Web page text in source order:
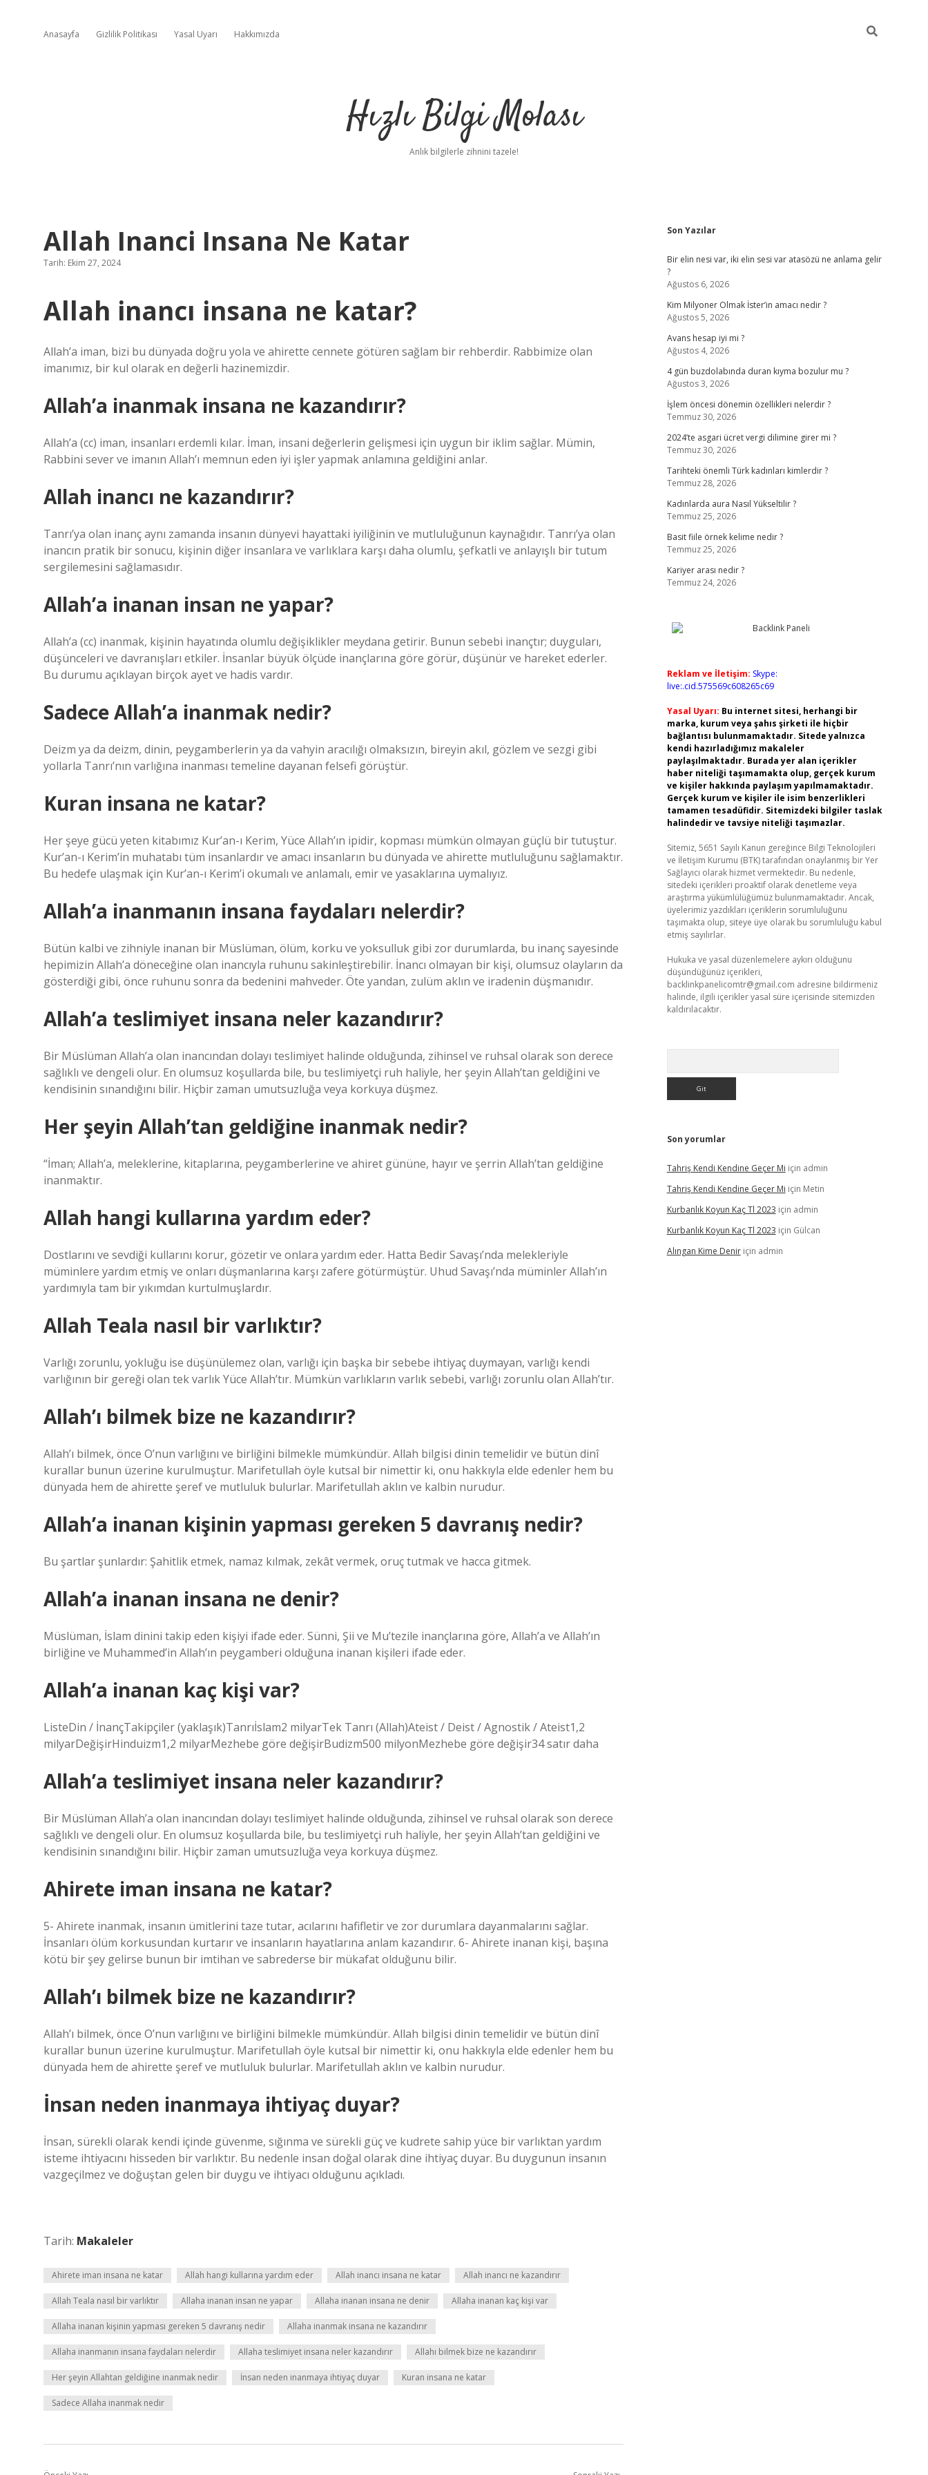
Anasayfa Gizlilik Politikası Yasal Uyarı Hakkımızda
Hızlı Bilgi Molası
Anlık bilgilerle zihnini tazele!
Allah Inanci Insana Ne Katar
Tarih: Ekim 27, 2024
Allah inancı insana ne katar?
Allah’a iman, bizi bu dünyada doğru yola ve ahirette cennete götüren sağlam bir rehberdir. Rabbimize olan
imanımız, bir kul olarak en değerli hazinemizdir.
Allah’a inanmak insana ne kazandırır?
Allah’a (cc) iman, insanları erdemli kılar. İman, insani değerlerin gelişmesi için uygun bir iklim sağlar. Mümin,
Rabbini sever ve imanın Allah’ı memnun eden iyi işler yapmak anlamına geldiğini anlar.
Allah inancı ne kazandırır?
Tanrı’ya olan inanç aynı zamanda insanın dünyevi hayattaki iyiliğinin ve mutluluğunun kaynağıdır. Tanrı’ya olan
inancın pratik bir sonucu, kişinin diğer insanlara ve varlıklara karşı daha olumlu, şefkatli ve anlayışlı bir tutum
sergilemesini sağlamasıdır.
Allah’a inanan insan ne yapar?
Allah’a (cc) inanmak, kişinin hayatında olumlu değişiklikler meydana getirir. Bunun sebebi inançtır; duyguları,
düşünceleri ve davranışları etkiler. İnsanlar büyük ölçüde inançlarına göre görür, düşünür ve hareket ederler.
Bu durumu açıklayan birçok ayet ve hadis vardır.
Sadece Allah’a inanmak nedir?
Deizm ya da deizm, dinin, peygamberlerin ya da vahyin aracılığı olmaksızın, bireyin akıl, gözlem ve sezgi gibi
yollarla Tanrı’nın varlığına inanması temeline dayanan felsefi görüştür.
Kuran insana ne katar?
Her şeye gücü yeten kitabımız Kur’an-ı Kerim, Yüce Allah’ın ipidir, kopması mümkün olmayan güçlü bir tutuştur.
Kur’an-ı Kerim’in muhatabı tüm insanlardır ve amacı insanların bu dünyada ve ahirette mutluluğunu sağlamaktır.
Bu hedefe ulaşmak için Kur’an-ı Kerim’i okumalı ve anlamalı, emir ve yasaklarına uymalıyız.
Allah’a inanmanın insana faydaları nelerdir?
Bütün kalbi ve zihniyle inanan bir Müslüman, ölüm, korku ve yoksulluk gibi zor durumlarda, bu inanç sayesinde
hepimizin Allah’a döneceğine olan inancıyla ruhunu sakinleştirebilir. İnancı olmayan bir kişi, olumsuz olayların da
gösterdiği gibi, önce ruhunu sonra da bedenini mahveder. Öte yandan, zulüm aklın ve iradenin düşmanıdır.
Allah’a teslimiyet insana neler kazandırır?
Bir Müslüman Allah’a olan inancından dolayı teslimiyet halinde olduğunda, zihinsel ve ruhsal olarak son derece
sağlıklı ve dengeli olur. En olumsuz koşullarda bile, bu teslimiyetçi ruh haliyle, her şeyin Allah’tan geldiğini ve
kendisinin sınandığını bilir. Hiçbir zaman umutsuzluğa veya korkuya düşmez.
Her şeyin Allah’tan geldiğine inanmak nedir?
“İman; Allah’a, meleklerine, kitaplarına, peygamberlerine ve ahiret gününe, hayır ve şerrin Allah’tan geldiğine
inanmaktır.
Allah hangi kullarına yardım eder?
Dostlarını ve sevdiği kullarını korur, gözetir ve onlara yardım eder. Hatta Bedir Savaşı’nda melekleriyle
müminlere yardım etmiş ve onları düşmanlarına karşı zafere götürmüştür. Uhud Savaşı’nda müminler Allah’ın
yardımıyla tam bir yıkımdan kurtulmuşlardır.
Allah Teala nasıl bir varlıktır?
Varlığı zorunlu, yokluğu ise düşünülemez olan, varlığı için başka bir sebebe ihtiyaç duymayan, varlığı kendi
varlığının bir gereği olan tek varlık Yüce Allah’tır. Mümkün varlıkların varlık sebebi, varlığı zorunlu olan Allah’tır.
Allah’ı bilmek bize ne kazandırır?
Allah’ı bilmek, önce O’nun varlığını ve birliğini bilmekle mümkündür. Allah bilgisi dinin temelidir ve bütün dinî
kurallar bunun üzerine kurulmuştur. Marifetullah öyle kutsal bir nimettir ki, onu hakkıyla elde edenler hem bu
dünyada hem de ahirette şeref ve mutluluk bulurlar. Marifetullah aklın ve kalbin nurudur.
Allah’a inanan kişinin yapması gereken 5 davranış nedir?
Bu şartlar şunlardır: Şahitlik etmek, namaz kılmak, zekât vermek, oruç tutmak ve hacca gitmek.
Allah’a inanan insana ne denir?
Müslüman, İslam dinini takip eden kişiyi ifade eder. Sünni, Şii ve Mu’tezile inançlarına göre, Allah’a ve Allah’ın
birliğine ve Muhammed’in Allah’ın peygamberi olduğuna inanan kişileri ifade eder.
Allah’a inanan kaç kişi var?
ListeDin / İnançTakipçiler (yaklaşık)Tanrıİslam2 milyarTek Tanrı (Allah)Ateist / Deist / Agnostik / Ateist1,2
milyarDeğişirHinduizm1,2 milyarMezhebe göre değişirBudizm500 milyonMezhebe göre değişir34 satır daha
Allah’a teslimiyet insana neler kazandırır?
Bir Müslüman Allah’a olan inancından dolayı teslimiyet halinde olduğunda, zihinsel ve ruhsal olarak son derece
sağlıklı ve dengeli olur. En olumsuz koşullarda bile, bu teslimiyetçi ruh haliyle, her şeyin Allah’tan geldiğini ve
kendisinin sınandığını bilir. Hiçbir zaman umutsuzluğa veya korkuya düşmez.
Ahirete iman insana ne katar?
5- Ahirete inanmak, insanın ümitlerini taze tutar, acılarını hafifletir ve zor durumlara dayanmalarını sağlar.
İnsanları ölüm korkusundan kurtarır ve insanların hayatlarına anlam kazandırır. 6- Ahirete inanan kişi, başına
kötü bir şey gelirse bunun bir imtihan ve sabrederse bir mükafat olduğunu bilir.
Allah’ı bilmek bize ne kazandırır?
Allah’ı bilmek, önce O’nun varlığını ve birliğini bilmekle mümkündür. Allah bilgisi dinin temelidir ve bütün dinî
kurallar bunun üzerine kurulmuştur. Marifetullah öyle kutsal bir nimettir ki, onu hakkıyla elde edenler hem bu
dünyada hem de ahirette şeref ve mutluluk bulurlar. Marifetullah aklın ve kalbin nurudur.
İnsan neden inanmaya ihtiyaç duyar?
İnsan, sürekli olarak kendi içinde güvenme, sığınma ve sürekli güç ve kudrete sahip yüce bir varlıktan yardım
isteme ihtiyacını hisseden bir varlıktır. Bu nedenle insan doğal olarak dine ihtiyaç duyar. Bu duygunun insanın
vazgeçilmez ve doğuştan gelen bir duygu ve ihtiyacı olduğunu açıkladı.
Tarih: Makaleler
Ahirete iman insana ne katar Allah hangi kullarına yardım eder Allah inancı insana ne katar Allah inancı ne kazandırır
Allah Teala nasıl bir varlıktır Allaha inanan insan ne yapar Allaha inanan insana ne denir Allaha inanan kaç kişi var
Allaha inanan kişinin yapması gereken 5 davranış nedir Allaha inanmak insana ne kazandırır
Allaha inanmanın insana faydaları nelerdir Allaha teslimiyet insana neler kazandırır Allahı bilmek bize ne kazandırır
Her şeyin Allahtan geldiğine inanmak nedir İnsan neden inanmaya ihtiyaç duyar Kuran insana ne katar
Sadece Allaha inanmak nedir
Sidebar
Son Yazılar
Bir elin nesi var, iki elin sesi var atasözü ne anlama gelir
?
Ağustos 6, 2026
Kim Milyoner Olmak İster’in amacı nedir ?
Ağustos 5, 2026
Avans hesap iyi mi ?
Ağustos 4, 2026
4 gün buzdolabında duran kıyma bozulur mu ?
Ağustos 3, 2026
İşlem öncesi dönemin özellikleri nelerdir ?
Temmuz 30, 2026
2024’te asgari ücret vergi dilimine girer mi ?
Temmuz 30, 2026
Tarihteki önemli Türk kadınları kimlerdir ?
Temmuz 28, 2026
Kadınlarda aura Nasıl Yükseltilir ?
Temmuz 25, 2026
Basit fiile örnek kelime nedir ?
Temmuz 25, 2026
Kariyer arası nedir ?
Temmuz 24, 2026
Reklam ve İletişim: Skype:
live:.cid.575569c608265c69
Yasal Uyarı: Bu internet sitesi, herhangi bir
marka, kurum veya şahıs şirketi ile hiçbir
bağlantısı bulunmamaktadır. Sitede yalnızca
kendi hazırladığımız makaleler
paylaşılmaktadır. Burada yer alan içerikler
haber niteliği taşımamakta olup, gerçek kurum
ve kişiler hakkında paylaşım yapılmamaktadır.
Gerçek kurum ve kişiler ile isim benzerlikleri
tamamen tesadüfidir. Sitemizdeki bilgiler taslak
halindedir ve tavsiye niteliği taşımazlar.
Sitemiz, 5651 Sayılı Kanun gereğince Bilgi Teknolojileri
ve İletişim Kurumu (BTK) tarafından onaylanmış bir Yer
Sağlayıcı olarak hizmet vermektedir. Bu nedenle,
sitedeki içerikleri proaktif olarak denetleme veya
araştırma yükümlülüğümüz bulunmamaktadır. Ancak,
üyelerimiz yazdıkları içeriklerin sorumluluğunu
taşımakta olup, siteye üye olarak bu sorumluluğu kabul
etmiş sayılırlar.
Hukuka ve yasal düzenlemelere aykırı olduğunu
düşündüğünüz içerikleri,
backlinkpanelicomtr@gmail.com adresine bildirmeniz
halinde, ilgili içerikler yasal süre içerisinde sitemizden
kaldırılacaktır.
Son yorumlar
Tahriş Kendi Kendine Geçer Mi için admin
Tahriş Kendi Kendine Geçer Mi için Metin
Kurbanlık Koyun Kaç Tl 2023 için admin
Kurbanlık Koyun Kaç Tl 2023 için Gülcan
Alıngan Kime Deniriçin admin